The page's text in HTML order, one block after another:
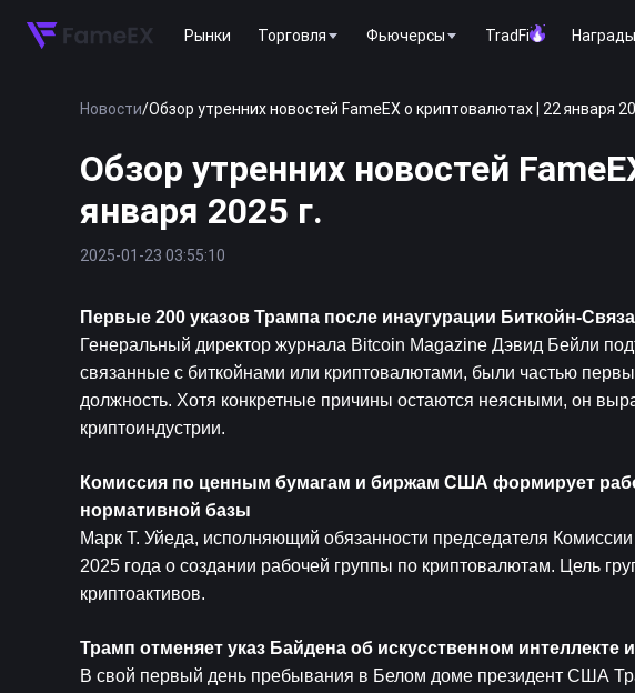
Рынки Торговля Фьючерсы TradFi Награды
Новости/Обзор утренних новостей FameEX о криптовалютах | 22 января
Обзор утренних новостей
января 2025 г.
2025-01-23 03:55:10
Первые 200 указов Трампа после инаугурации Биткойн-
Генеральный директор журнала Bitcoin Magazine Дэвид Бейли
связанные с биткойнами или криптовалютами, были частью
должность. Хотя конкретные причины остаются неясными, он
криптоиндустрии.
Комиссия по ценным бумагам и биржам США формирует
нормативной базы
Марк Т. Уйеда, исполняющий обязанности председателя
2025 года о создании рабочей группы по криптовалютам. Цель
криптоактивов.
Трамп отменяет указ Байдена об искусственном интеллекте
В свой первый день пребывания в Белом доме президент США